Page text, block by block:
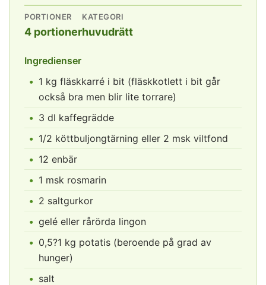
PORTIONER
4 portioner
KATEGORI
huvudrätt
Ingredienser
1 kg fläskkarré i bit (fläskkotlett i bit går
också bra men blir lite torrare)
3 dl kaffegrädde
1/2 köttbuljongtärning eller 2 msk viltfond
12 enbär
1 msk rosmarin
2 saltgurkor
gelé eller rårörda lingon
0,5?1 kg potatis (beroende på grad av
hunger)
salt